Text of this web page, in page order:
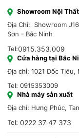
Showroom Nội
Địa Chỉ: Showroom
Sơn - Bắc Ninh
Tel:0915.353.009
Cửa hàng tại Bắc
Địa chỉ: 1021 Dốc Tiêu,
Tel: 0915353009
Nhà máy sản xuất
Địa chỉ: Hưng Phúc,
Tel: 0222 37 47 373